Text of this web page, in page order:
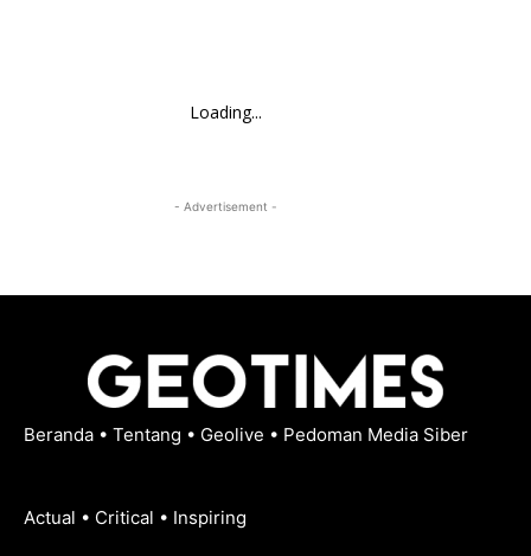
Loading...
- Advertisement -
Beranda • Tentang • Geolive • Pedoman Media Siber
Actual • Critical • Inspiring